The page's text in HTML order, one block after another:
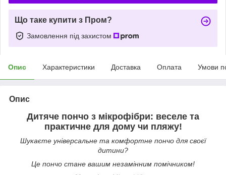
Що таке купити з Пром?
Замовлення під захистом
Опис Характеристики Доставка Оплата Умови
Опис
Дитяче пончо з мікрофібри: веселе та
практичне для дому чи пляжу!
Шукаєте універсальне та комфортне пончо для своєї
дитини?
Це пончо стане вашим незамінним помічником!